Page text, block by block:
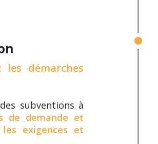
démarches
subventions à
de demande et
exigences et